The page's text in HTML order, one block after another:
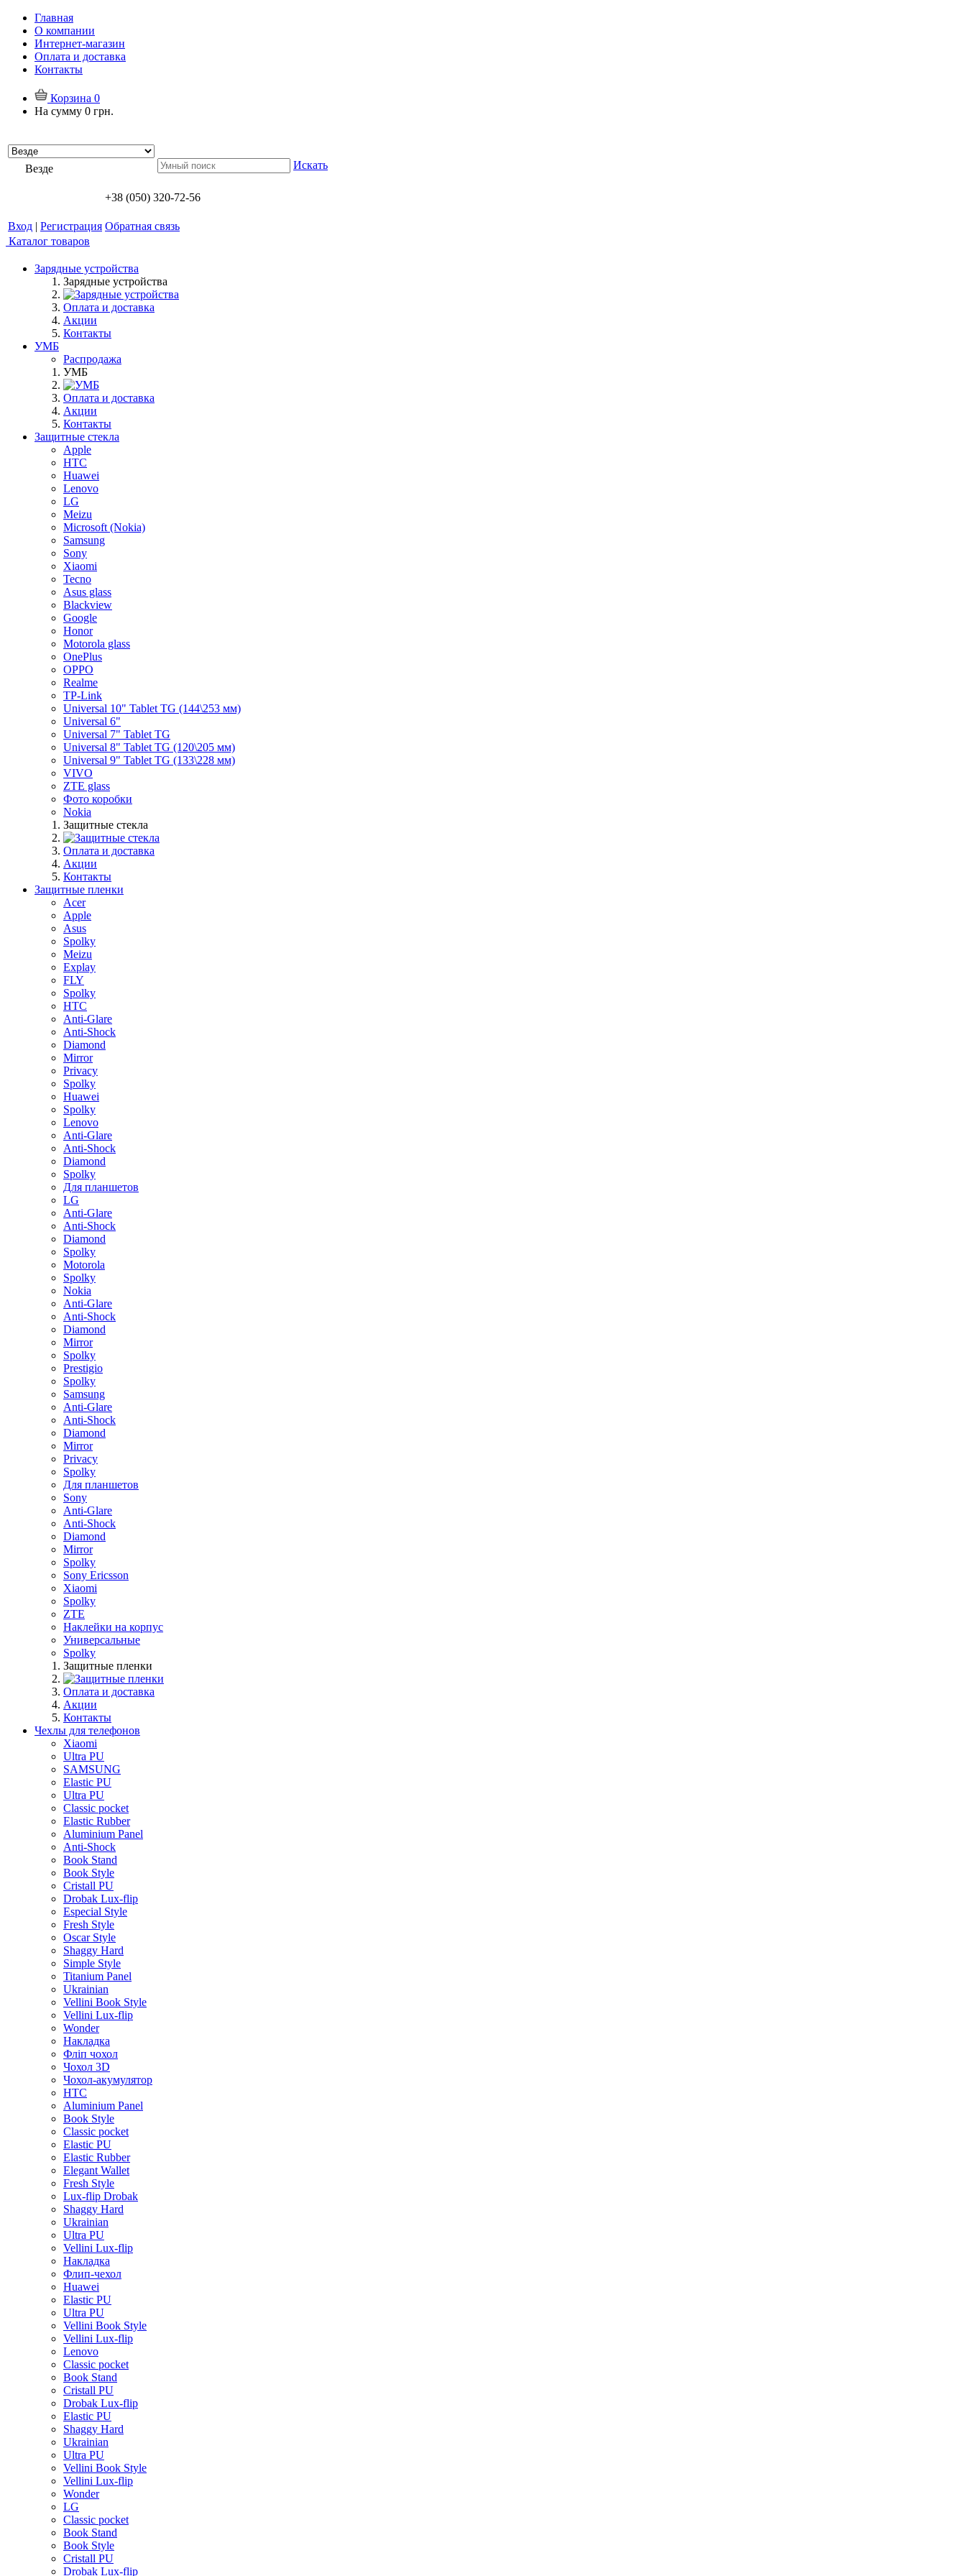
Главная
О компании
Интернет-магазин
Оплата и доставка
Контакты
Корзина 0
На сумму 0 грн.
Везде Искать
+38 (050) 320-72-56
Вход | Регистрация Обратная связь
Каталог товаров
Зарядные устройства
Зарядные устройства
Оплата и доставка
Акции
Контакты
УМБ
Распродажа
УМБ
Оплата и доставка
Акции
Контакты
Защитные стекла
Apple
HTC
Huawei
Lenovo
LG
Meizu
Microsoft (Nokia)
Samsung
Sony
Xiaomi
Tecno
Asus glass
Blackview
Google
Honor
Motorola glass
OnePlus
OPPO
Realme
TP-Link
Universal 10" Tablet TG (144\253 мм)
Universal 6"
Universal 7" Tablet TG
Universal 8" Tablet TG (120\205 мм)
Universal 9" Tablet TG (133\228 мм)
VIVO
ZTE glass
Фото коробки
Nokia
Защитные стекла
Оплата и доставка
Акции
Контакты
Защитные пленки
Acer
Apple
Asus
Spolky
Meizu
Explay
FLY
Spolky
HTC
Anti-Glare
Anti-Shock
Diamond
Mirror
Privacy
Spolky
Huawei
Spolky
Lenovo
Anti-Glare
Anti-Shock
Diamond
Spolky
Для планшетов
LG
Anti-Glare
Anti-Shock
Diamond
Spolky
Motorola
Spolky
Nokia
Anti-Glare
Anti-Shock
Diamond
Mirror
Spolky
Prestigio
Spolky
Samsung
Anti-Glare
Anti-Shock
Diamond
Mirror
Privacy
Spolky
Для планшетов
Sony
Anti-Glare
Anti-Shock
Diamond
Mirror
Spolky
Sony Ericsson
Xiaomi
Spolky
ZTE
Наклейки на корпус
Универсальные
Spolky
Защитные пленки
Оплата и доставка
Акции
Контакты
Чехлы для телефонов
Xiaomi
Ultra PU
SAMSUNG
Elastic PU
Ultra PU
Classic pocket
Elastic Rubber
Aluminium Panel
Anti-Shock
Book Stand
Book Style
Cristall PU
Drobak Lux-flip
Especial Style
Fresh Style
Oscar Style
Shaggy Hard
Simple Style
Titanium Panel
Ukrainian
Vellini Book Style
Vellini Lux-flip
Wonder
Накладка
Фліп чохол
Чохол 3D
Чохол-акумулятор
HTC
Aluminium Panel
Book Style
Classic pocket
Elastic PU
Elastic Rubber
Elegant Wallet
Fresh Style
Lux-flip Drobak
Shaggy Hard
Ukrainian
Ultra PU
Vellini Lux-flip
Накладка
Флип-чехол
Huawei
Elastic PU
Ultra PU
Vellini Book Style
Vellini Lux-flip
Lenovo
Classic pocket
Book Stand
Cristall PU
Drobak Lux-flip
Elastic PU
Shaggy Hard
Ukrainian
Ultra PU
Vellini Book Style
Vellini Lux-flip
Wonder
LG
Classic pocket
Book Stand
Book Style
Cristall PU
Drobak Lux-flip